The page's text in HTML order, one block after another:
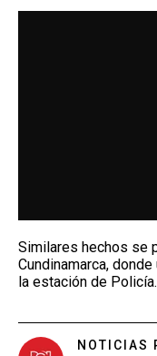
Similares hechos se
Cundinamarca,
la estación de Policía.
NOTICIAS